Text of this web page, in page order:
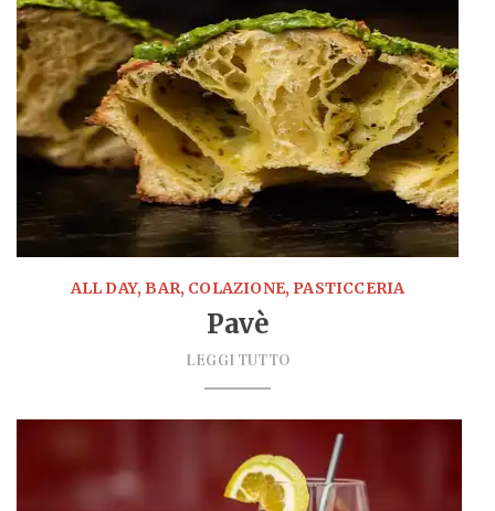
ALL DAY, BAR, COLAZIONE, PASTICCERIA
Pavè
LEGGI TUTTO